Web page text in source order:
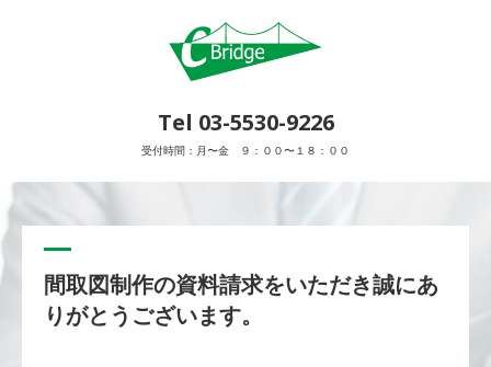
Tel 03-5530-9226
受付時間：月〜金 ９：００〜１８：００
間取図制作の資料請求をいただき誠にあ
りがとうございます。